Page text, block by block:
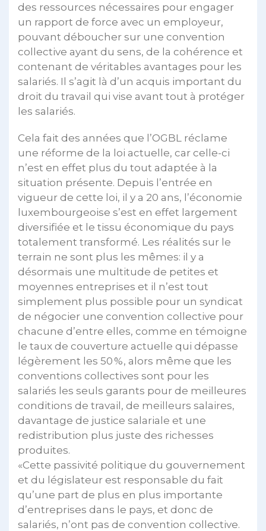
des ressources nécessaires pour engager
un rapport de force avec un employeur,
pouvant déboucher sur une convention
collective ayant du sens, de la cohérence et
contenant de véritables avantages pour les
salariés. Il s’agit là d’un acquis important du
droit du travail qui vise avant tout à protéger
les salariés.
Cela fait des années que l’OGBL réclame
une réforme de la loi actuelle, car celle-ci
n’est en effet plus du tout adaptée à la
situation présente. Depuis l’entrée en
vigueur de cette loi, il y a 20 ans, l’économie
luxembourgeoise s’est en effet largement
diversifiée et le tissu économique du pays
totalement transformé. Les réalités sur le
terrain ne sont plus les mêmes: il y a
désormais une multitude de petites et
moyennes entreprises et il n’est tout
simplement plus possible pour un syndicat
de négocier une convention collective pour
chacune d’entre elles, comme en témoigne
le taux de couverture actuelle qui dépasse
légèrement les 50 %, alors même que les
conventions collectives sont pour les
salariés les seuls garants pour de meilleures
conditions de travail, de meilleurs salaires,
davantage de justice salariale et une
redistribution plus juste des richesses
produites.
«Cette passivité politique du gouvernement
et du législateur est responsable du fait
qu’une part de plus en plus importante
d’entreprises dans le pays, et donc de
salariés, n’ont pas de convention collective.